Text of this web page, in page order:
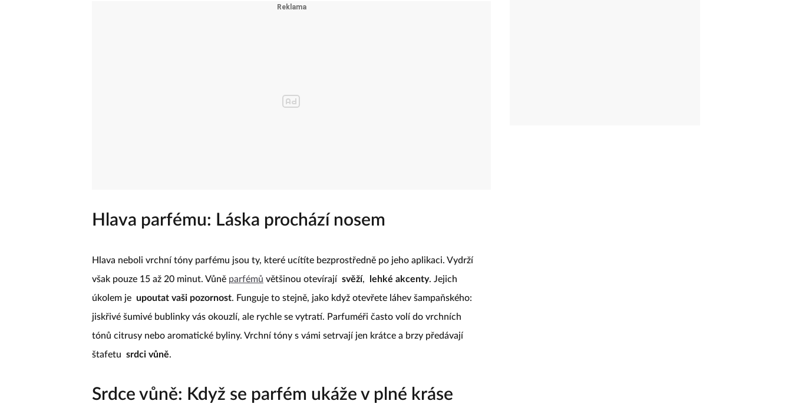
Hlava parfému: Láska prochází nosem
Hlava neboli vrchní tóny parfému jsou ty, které ucítíte bezprostředně po jeho aplikaci. Vydrží
však pouze 15 až 20 minut. Vůně parfémů většinou otevírají svěží, lehké akcenty. Jejich
úkolem je upoutat vaši pozornost. Funguje to stejně, jako když otevřete láhev šampaňského:
jiskřivé šumivé bublinky vás okouzlí, ale rychle se vytratí. Parfuméři často volí do vrchních
tónů citrusy nebo aromatické byliny. Vrchní tóny s vámi setrvají jen krátce a brzy předávají
štafetu srdci vůně.
Srdce vůně: Když se parfém ukáže v plné kráse